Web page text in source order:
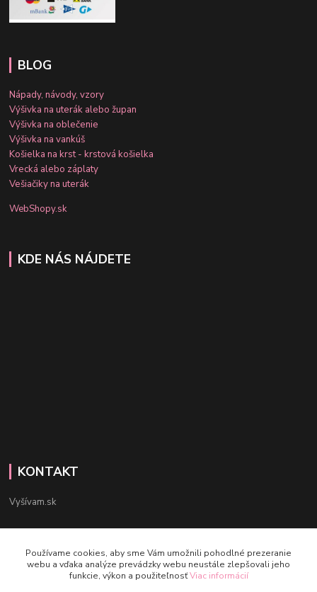
BLOG
Nápady, návody, vzory
Výšivka na uterák alebo župan
Výšivka na oblečenie
Výšivka na vankúš
Košielka na krst - krstová košielka
Vrecká alebo záplaty
Vešiačiky na uterák
WebShopy.sk
KDE NÁS NÁJDETE
KONTAKT
Vyšívam.sk
+421 903 668 596
info@vysivam.sk
Používame cookies, aby sme Vám umožnili pohodlné prezeranie
webu a vďaka analýze prevádzky webu neustále zlepšovali jeho
funkcie, výkon a použiteľnosťViac informácií